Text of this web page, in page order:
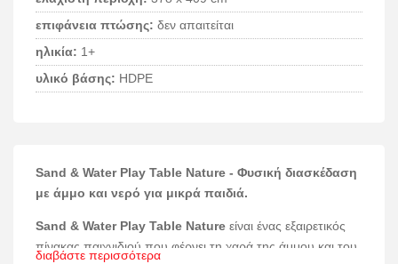
επιφάνεια πτώσης: δεν απαιτείται
ηλικία: 1+
υλικό βάσης: HDPE
Sand & Water Play Table Nature - Φυσική διασκέδαση
με άμμο και νερό για μικρά παιδιά.
Sand & Water Play Table Nature είναι ένας εξαιρετικός
πίνακας παιχνιδιού που φέρνει τη χαρά της άμμου και του
διαβάστε περισσότερα